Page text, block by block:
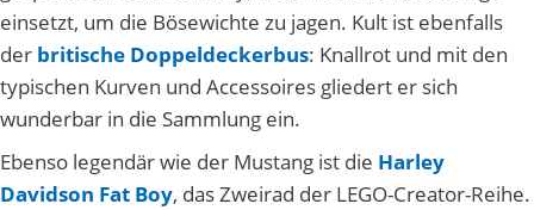
einsetzt, um die Bösewichte zu jagen. Kult ist ebenfalls
der britische Doppeldeckerbus: Knallrot und mit den
typischen Kurven und Accessoires gliedert er sich
wunderbar in die Sammlung ein.
Ebenso legendär wie der Mustang ist die Harley
Davidson Fat Boy, das Zweirad der LEGO-Creator-Reihe.